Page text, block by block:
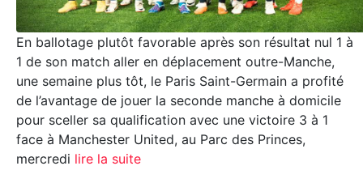
En ballotage plutôt favorable après son résultat nul 1 à
1 de son match aller en déplacement outre-Manche,
une semaine plus tôt, le Paris Saint-Germain a profité
de l’avantage de jouer la seconde manche à domicile
pour sceller sa qualification avec une victoire 3 à 1
face à Manchester United, au Parc des Princes,
mercredi lire la suite